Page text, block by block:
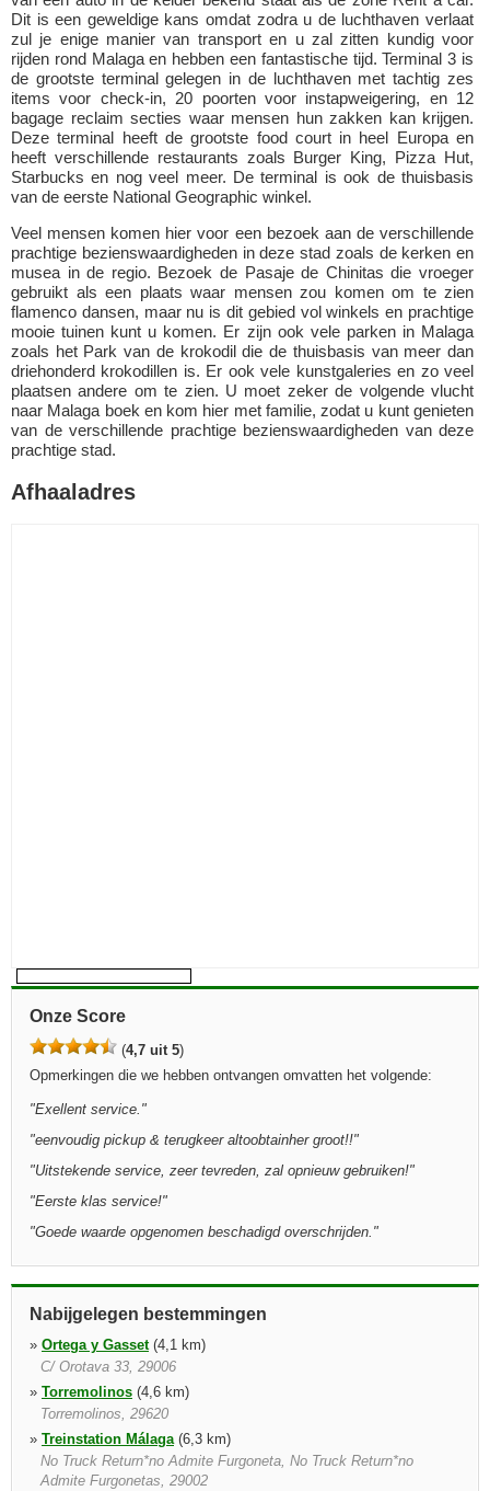
Dit is een geweldige kans omdat zodra u de luchthaven verlaat
zul je enige manier van transport en u zal zitten kundig voor
rijden rond Malaga en hebben een fantastische tijd. Terminal 3 is
de grootste terminal gelegen in de luchthaven met tachtig zes
items voor check-in, 20 poorten voor instapweigering, en 12
bagage reclaim secties waar mensen hun zakken kan krijgen.
Deze terminal heeft de grootste food court in heel Europa en
heeft verschillende restaurants zoals Burger King, Pizza Hut,
Starbucks en nog veel meer. De terminal is ook de thuisbasis
van de eerste National Geographic winkel.
Veel mensen komen hier voor een bezoek aan de verschillende
prachtige bezienswaardigheden in deze stad zoals de kerken en
musea in de regio. Bezoek de Pasaje de Chinitas die vroeger
gebruikt als een plaats waar mensen zou komen om te zien
flamenco dansen, maar nu is dit gebied vol winkels en prachtige
mooie tuinen kunt u komen. Er zijn ook vele parken in Malaga
zoals het Park van de krokodil die de thuisbasis van meer dan
driehonderd krokodillen is. Er ook vele kunstgaleries en zo veel
plaatsen andere om te zien. U moet zeker de volgende vlucht
naar Malaga boek en kom hier met familie, zodat u kunt genieten
van de verschillende prachtige bezienswaardigheden van deze
prachtige stad.
Afhaaladres
Onze Score
(4,7 uit 5)
Opmerkingen die we hebben ontvangen omvatten het volgende:
"Exellent service. "
"eenvoudig pickup & terugkeer altoobtainher groot!!"
"Uitstekende service, zeer tevreden, zal opnieuw gebruiken!"
"Eerste klas service!"
"Goede waarde opgenomen beschadigd overschrijden. "
Nabijgelegen bestemmingen
» Ortega y Gasset(4,1 km)
C/ Orotava 33, 29006
» Torremolinos (4,6 km)
Torremolinos, 29620
» Treinstation Málaga(6,3 km)
No Truck Return*no Admite Furgoneta, No Truck Return*no
Admite Furgonetas, 29002